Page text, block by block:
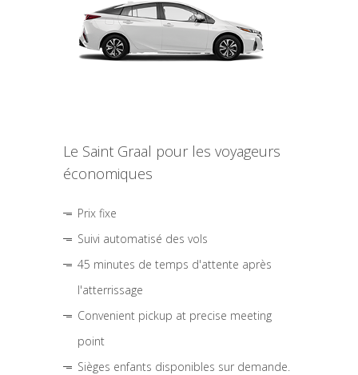
Le Saint Graal pour les voyageurs
économiques
Prix fixe
Suivi automatisé des vols
45 minutes de temps d'attente après
l'atterrissage
Convenient pickup at precise meeting
point
Sièges enfants disponibles sur demande.